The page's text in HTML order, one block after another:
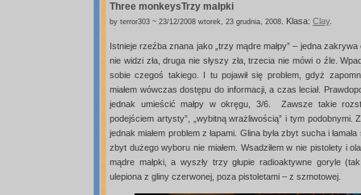
Three monkeysTrzy małpki
by terror303 ~ 23/12/2008 wtorek, 23 grudnia, 2008 Klasa: Clay.
Istnieje rzeźba znana jako „trzy mądre małpy” – jedna
nie widzi zła, druga nie słyszy zła, trzecia nie mówi o źle.
sobie czegoś takiego. I tu pojawił się problem, gdyż
miałem wówczas dostępu do informacji, a czas leciał.
jednak umieścić małpy w okręgu, 3/6. Zawsze takie
podejściem artysty”, „wybitną wrażliwością” i tym podobnymi.
jednak miałem problem z łapami. Glina była zbyt sucha i
zbyt dużego wyboru nie miałem. Wsadziłem w nie pistolety i
mądre małpki, a wyszły trzy głupie radioaktywne goryle
ulepiona z gliny czerwonej, poza pistoletami – z szmotowej.